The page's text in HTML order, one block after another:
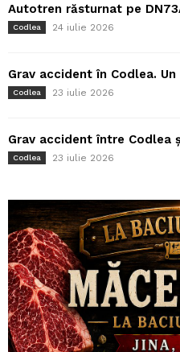
Autotren răsturnat pe
Codlea 24 iulie 2026
Grav accident în Codlea.
Codlea 23 iulie 2026
Grav accident între Codlea
Codlea 23 iulie 2026